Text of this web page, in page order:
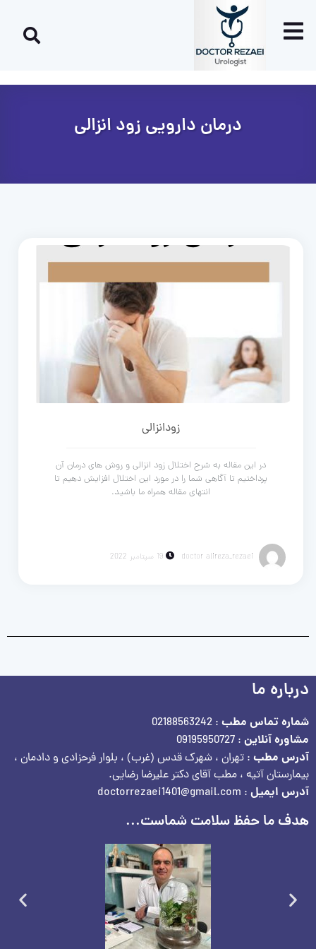
درمان دارویی زود انزالی
زودانزالی
در این مقاله به شرح اختلال زود انزالی و روش های درمان آن
پرداختیم تا آگاهی شما را در مورد این اختلال افزایش دهیم تا
انتهای مقاله همراه ما باشید.
doctor alireza_rezaei 19 سپتامبر 2022
درباره ما
شماره تماس مطب : 02188563242
مشاوره آنلاین : 09195950727
آدرس مطب : تهران ، شهرک قدس (غرب) ، بلوار فرحزادی و دادمان ،
بیمارستان آتیه ، مطب آقای دکتر علیرضا رضایی.
آدرس ایمیل : doctorrezaei1401@gmail.com
هدف ما حفظ سلامت شماست...